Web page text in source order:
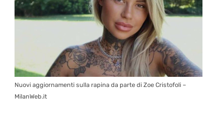
Nuovi aggiornamenti sulla rapina da parte di Zoe Cristofoli –
MilanWeb.it